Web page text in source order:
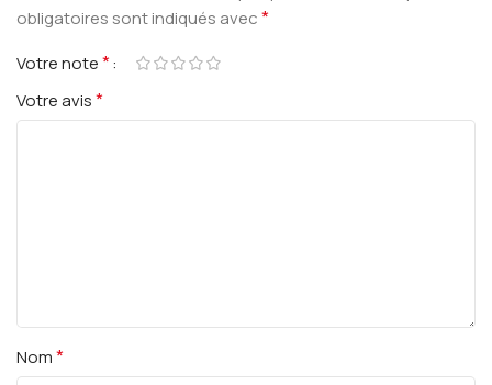
obligatoires sont indiqués avec*
Votre note*
Votre avis*
Nom*